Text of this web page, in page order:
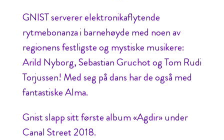
GNIST serverer elektronikaflytende
rytmebonanza i barnehøyde med noen av
regionens festligste og mystiske musikere:
Arild Nyborg, Sebastian Gruchot og Tom Rudi
Torjussen! Med seg på dans har de også med
fantastiske Alma.
Gnist slapp sitt første album «Agdir» under
Canal Street 2018.